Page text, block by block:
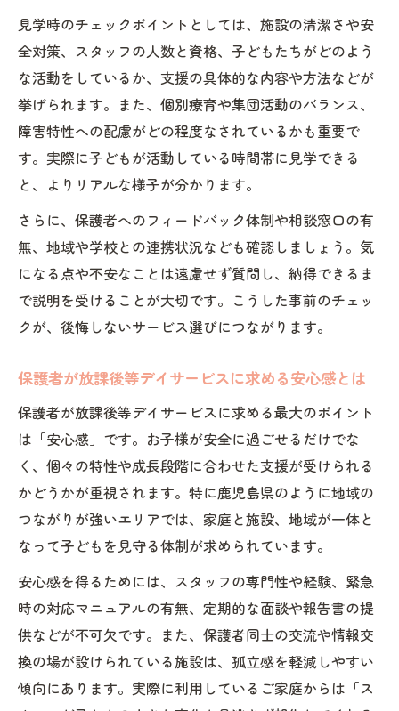
見学時のチェックポイントとしては、施設の清潔さや安
全対策、スタッフの人数と資格、子どもたちがどのよう
な活動をしているか、支援の具体的な内容や方法などが
挙げられます。また、個別療育や集団活動のバランス、
障害特性への配慮がどの程度なされているかも重要で
す。実際に子どもが活動している時間帯に見学できる
と、よりリアルな様子が分かります。
さらに、保護者へのフィードバック体制や相談窓口の有
無、地域や学校との連携状況なども確認しましょう。気
になる点や不安なことは遠慮せず質問し、納得できるま
で説明を受けることが大切です。こうした事前のチェッ
クが、後悔しないサービス選びにつながります。
保護者が放課後等デイサービスに求める安心感とは
保護者が放課後等デイサービスに求める最大のポイント
は「安心感」です。お子様が安全に過ごせるだけでな
く、個々の特性や成長段階に合わせた支援が受けられる
かどうかが重視されます。特に鹿児島県のように地域の
つながりが強いエリアでは、家庭と施設、地域が一体と
なって子どもを見守る体制が求められています。
安心感を得るためには、スタッフの専門性や経験、緊急
時の対応マニュアルの有無、定期的な面談や報告書の提
供などが不可欠です。また、保護者同士の交流や情報交
換の場が設けられている施設は、孤立感を軽減しやすい
傾向にあります。実際に利用しているご家庭からは「ス